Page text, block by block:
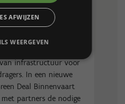
klimaatneutrale
niet alleen nieuwe
infrastructuur voor
In een nieuwe
Deal Binnenvaart
met partners de nodige
AFWIJZEN
WEERGEVEN